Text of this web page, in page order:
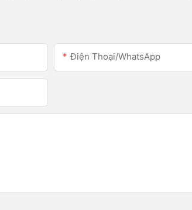
Điện Thoại/WhatsApp